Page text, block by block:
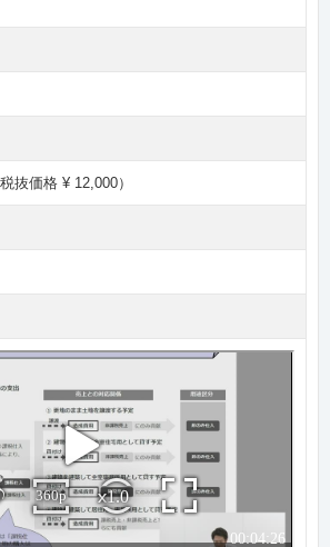
抜価格 ¥ 12,000）